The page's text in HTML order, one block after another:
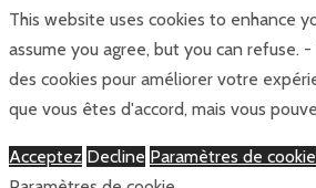
This website uses cookies to enhance
assume you agree, but you can refuse.
des cookies pour améliorer votre
que vous êtes d'accord, mais vous
Acceptez Decline Paramètres de cookie